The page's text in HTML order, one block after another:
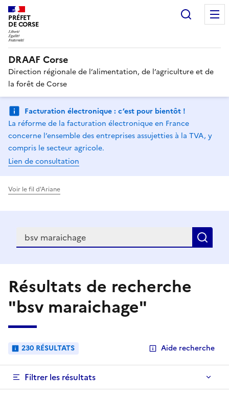
PRÉFET
DE CORSE
DRAAF Corse
Direction régionale de l’alimentation, de l’agriculture et de
la forêt de Corse
Facturation électronique : c’est pour bientôt !
La réforme de la facturation électronique en France
concerne l’ensemble des entreprises assujetties à la TVA, y
compris le secteur agricole.
Lien de consultation
Voir le fil d'Ariane
Recherche
Résultats de recherche
"bsv maraichage"
230 RÉSULTATS Aide recherche
Filtrer les résultats